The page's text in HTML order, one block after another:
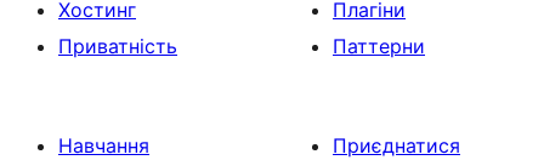
Хостинг
Приватність
Плагіни
Паттерни
Навчання
Приєднатися